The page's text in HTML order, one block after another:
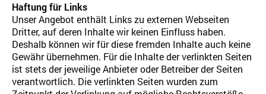
Haftung für Links
Unser Angebot enthält Links zu externen Webseiten
Dritter, auf deren Inhalte wir keinen Einfluss haben.
Deshalb können wir für diese fremden Inhalte auch keine
Gewähr übernehmen. Für die Inhalte der verlinkten Seiten
ist stets der jeweilige Anbieter oder Betreiber der Seiten
verantwortlich. Die verlinkten Seiten wurden zum